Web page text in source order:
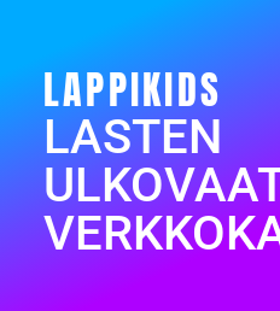
LAPPIKIDS
LASTEN